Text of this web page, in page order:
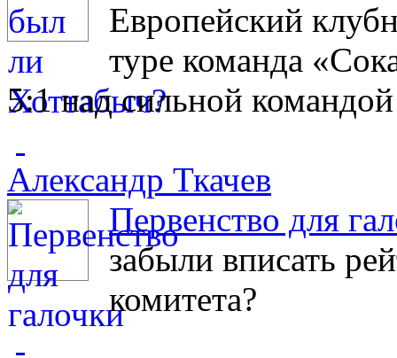
Европейский
туре команда
5:1 над сильной
Александр Ткачев
Первенство для
забыли вписать
комитета?